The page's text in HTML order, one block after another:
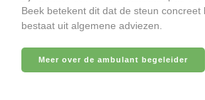
Beek betekent dit dat de steun concreet
bestaat uit algemene adviezen.
Meer over de ambulant begeleider